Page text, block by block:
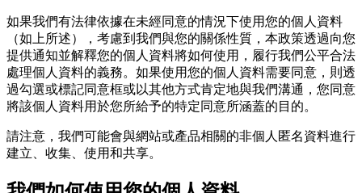
如果我們有法律依據在未經同意的情況下使用您的個人資料
（如上所述），考慮到我們與您的關係性質，本政策透過向您
提供通知並解釋您的個人資料將如何使用，履行我們公平合法
處理個人資料的義務。如果使用您的個人資料需要同意，則透
過勾選或標記同意框或以其他方式肯定地與我們溝通，您同意
將該個人資料用於您所給予的特定同意所涵蓋的目的。
請注意，我們可能會與網站或產品相關的非個人匿名資料進行
建立、收集、使用和共享。